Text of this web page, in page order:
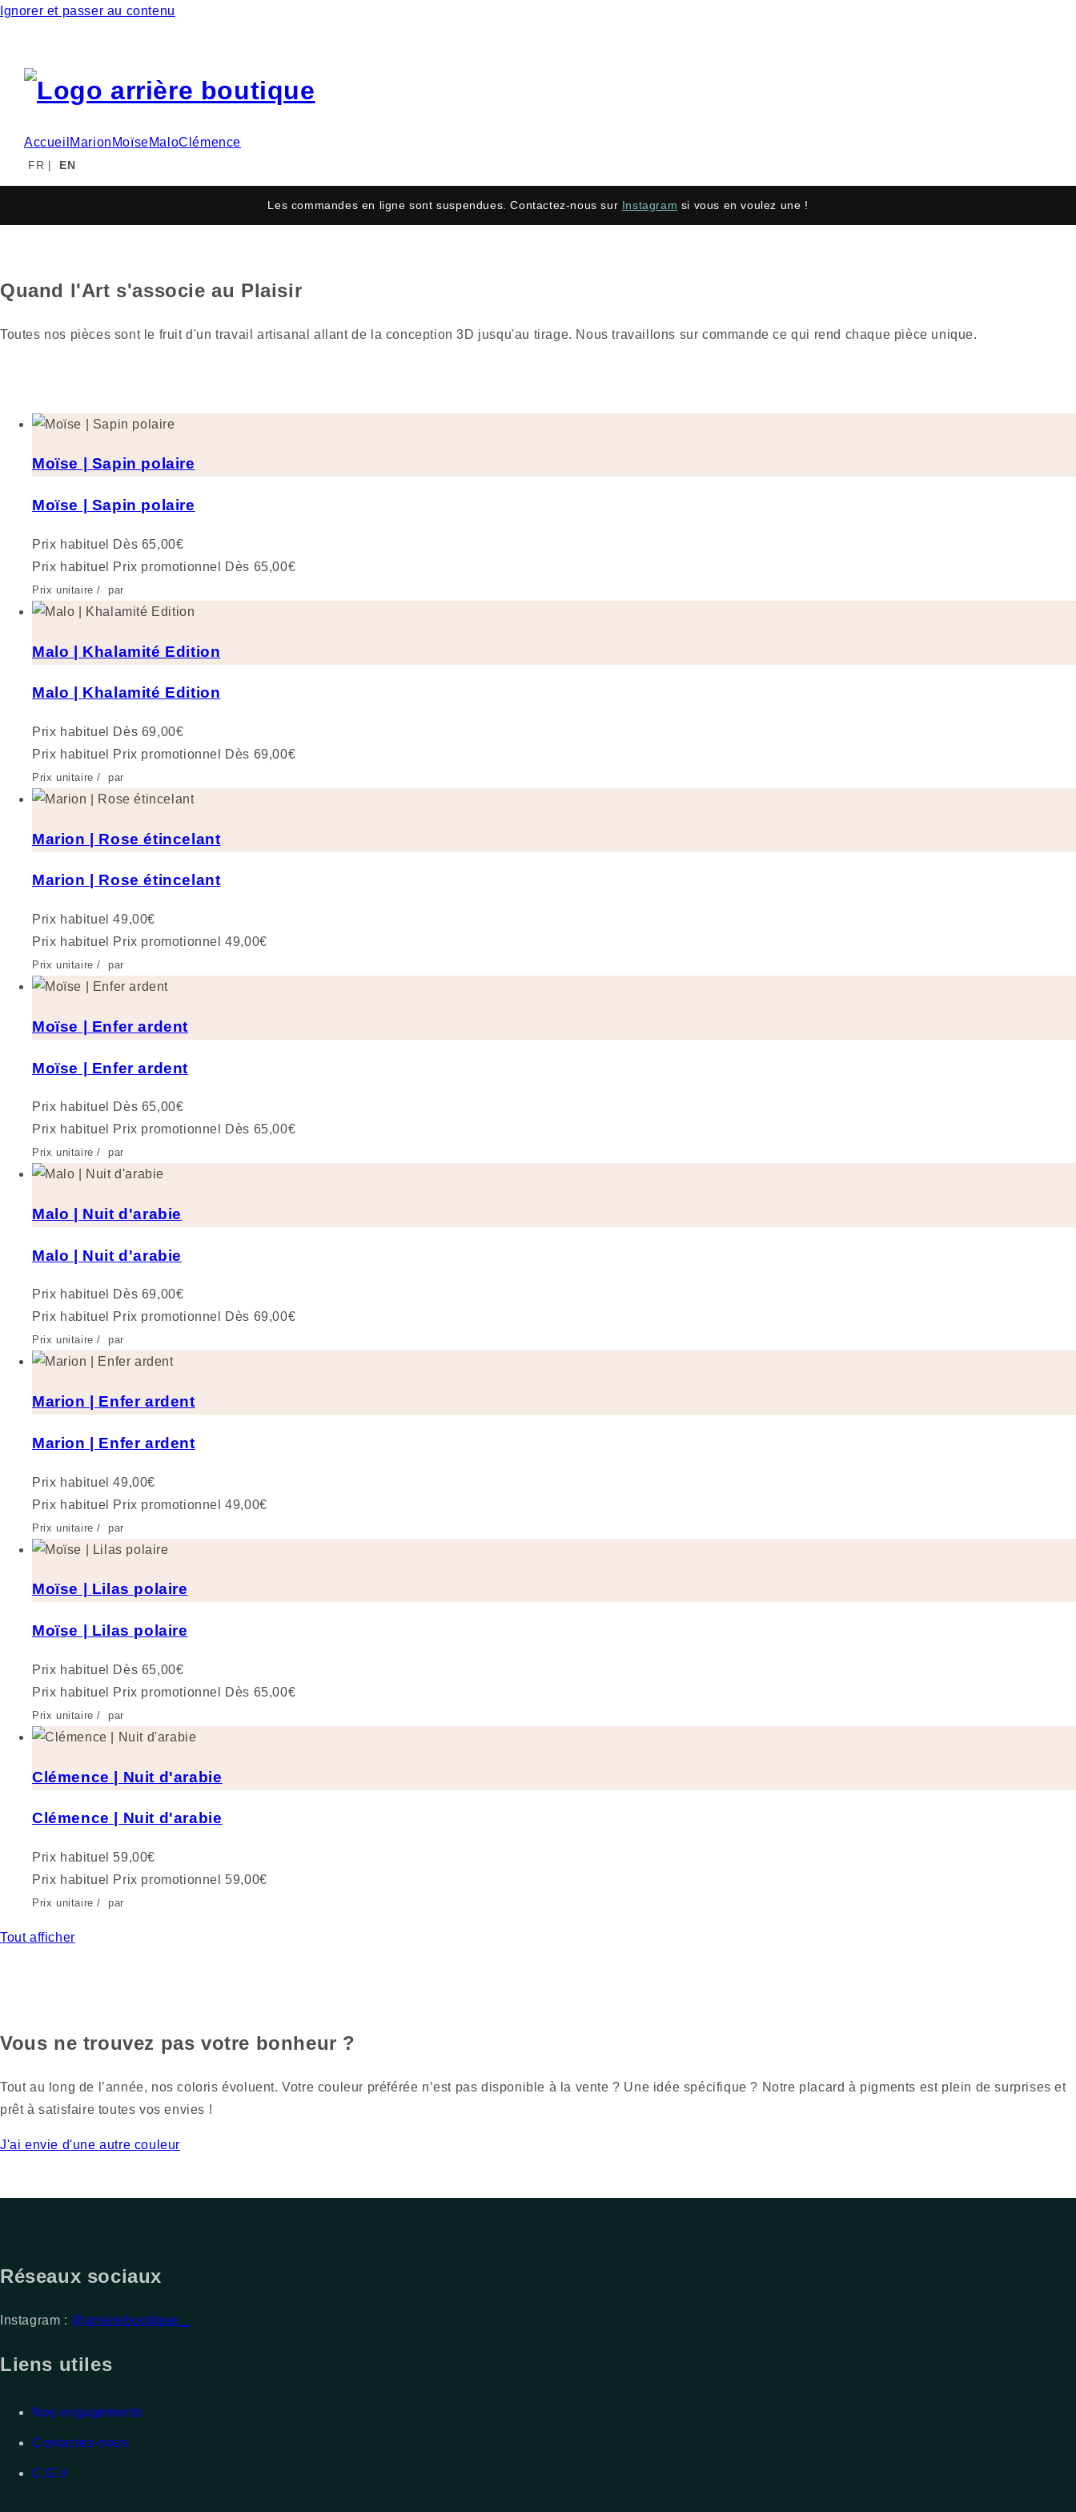
Ignorer et passer au contenu
Accueil Marion MoïseMaloClémence
FR | EN
Les commandes en ligne sont suspendues. Contactez-nous sur Instagram si vous en voulez une !
Quand l'Art s'associe au Plaisir
Toutes nos pièces sont le fruit d'un travail artisanal allant de la conception 3D jusqu'au tirage. Nous travaillons sur commande ce qui rend chaque pièce unique.
Moïse | Sapin polaire
Moïse | Sapin polaire
Prix habituel
Dès 65,00€
Prix habituel
Prix promotionnel Dès 65,00€
Prix unitaire / par
Malo | Khalamité Edition
Malo | Khalamité Edition
Prix habituel
Dès 69,00€
Prix habituel
Prix promotionnel Dès 69,00€
Prix unitaire / par
Marion | Rose étincelant
Marion | Rose étincelant
Prix habituel 49,00€
Prix habituel
Prix promotionnel 49,00€
Prix unitaire / par
Moïse | Enfer ardent
Moïse | Enfer ardent
Prix habituel
Dès 65,00€
Prix habituel
Prix promotionnel Dès 65,00€
Prix unitaire / par
Malo | Nuit d'arabie
Malo | Nuit d'arabie
Prix habituel
Dès 69,00€
Prix habituel
Prix promotionnel Dès 69,00€
Prix unitaire / par
Marion | Enfer ardent
Marion | Enfer ardent
Prix habituel 49,00€
Prix habituel
Prix promotionnel 49,00€
Prix unitaire / par
Moïse | Lilas polaire
Moïse | Lilas polaire
Prix habituel
Dès 65,00€
Prix habituel
Prix promotionnel Dès 65,00€
Prix unitaire / par
Clémence | Nuit d'arabie
Clémence | Nuit d'arabie
Prix habituel 59,00€
Prix habituel
Prix promotionnel 59,00€
Prix unitaire / par
Tout afficher
Vous ne trouvez pas votre bonheur ?
Tout au long de l’année, nos coloris évoluent. Votre couleur préférée n’est pas disponible à la vente ? Une idée spécifique ? Notre placard à pigments est plein de surprises et
prêt à satisfaire toutes vos envies !
J'ai envie d'une autre couleur
Réseaux sociaux
Instagram : @arriereboutique._
Liens utiles
Nos engagements
Contactez-nous
C.G.V